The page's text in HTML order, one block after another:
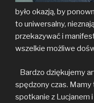
było okazją, by
to uniwersalny,
przekazywać i
wszelkie możliwe
Bardzo dziękujemy
spędzony czas. Mamy
spotkanie z Lucjanem